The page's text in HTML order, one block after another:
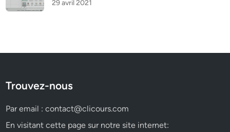
29 avril 2021
Trouvez-nous
Par email :contact@clicours.com
En visitant cette page sur notre site internet: